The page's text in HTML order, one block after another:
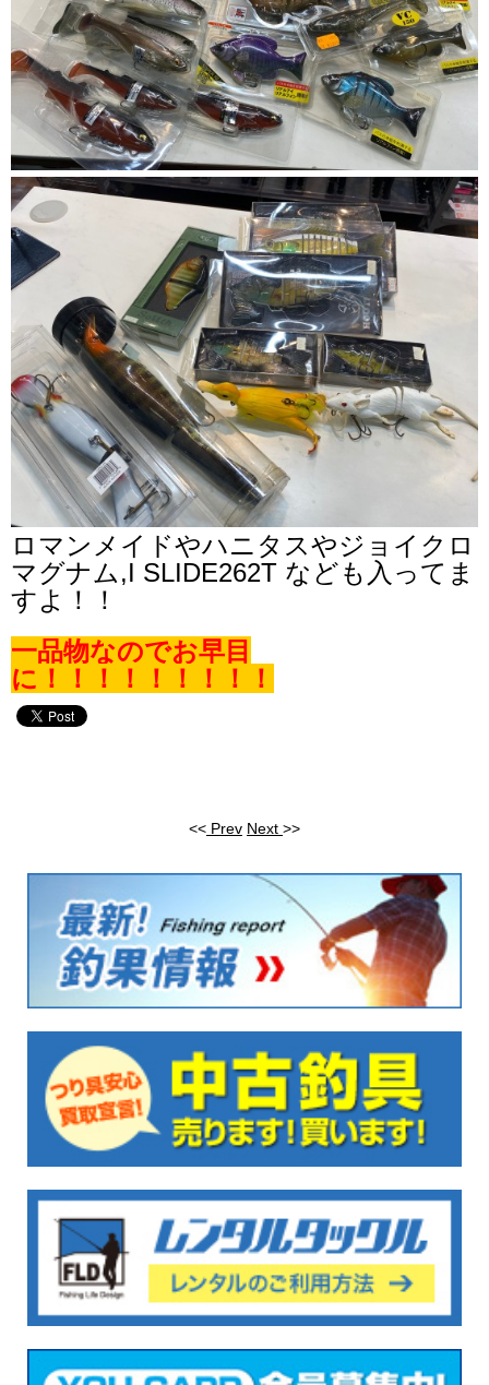
ロマンメイドやハニタスやジョイクロ
マグナム,I SLIDE262T なども入ってま
すよ！！
一品物なのでお早目
に！！！！！！！！！
<< Prev Next >>